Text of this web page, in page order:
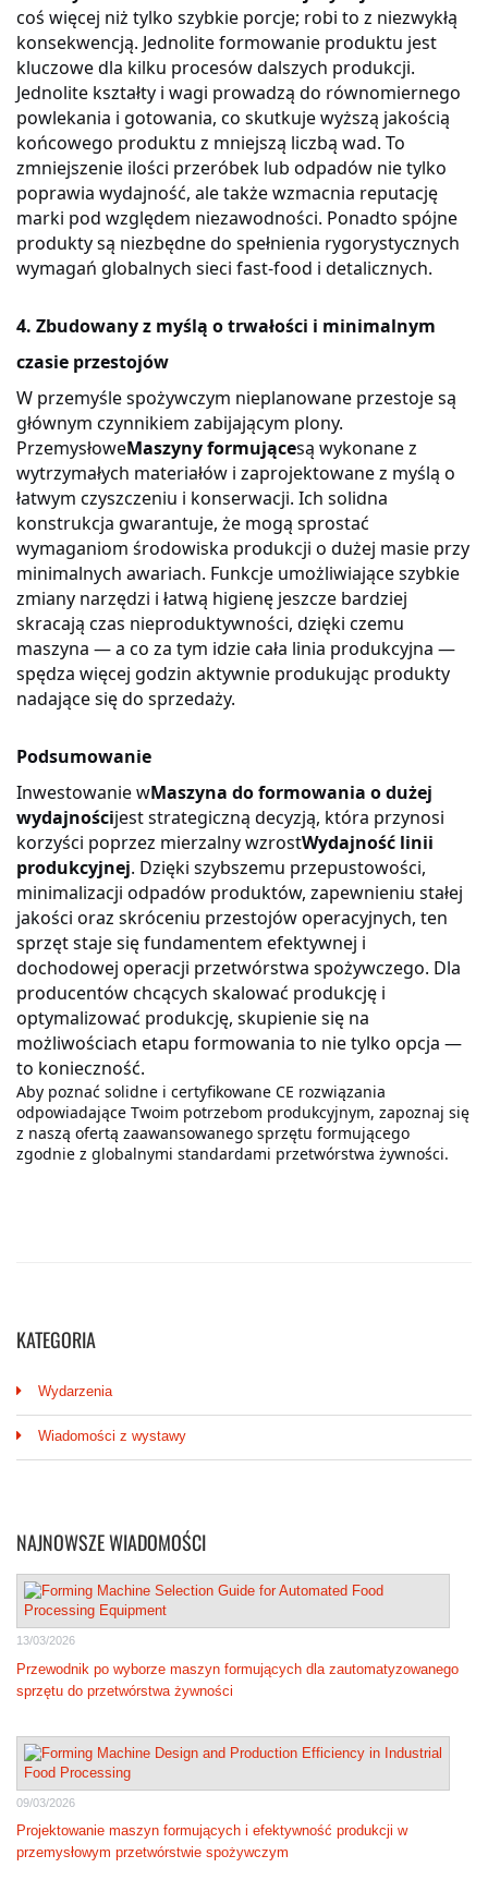
KATEGORIA
Wydarzenia
Wiadomości z wystawy
NAJNOWSZE WIADOMOŚCI
13/03/2026
Przewodnik po wyborze maszyn formujących dla zautomatyzowanego
sprzętu do przetwórstwa żywności
09/03/2026
Projektowanie maszyn formujących i efektywność produkcji w
przemysłowym przetwórstwie spożywczym